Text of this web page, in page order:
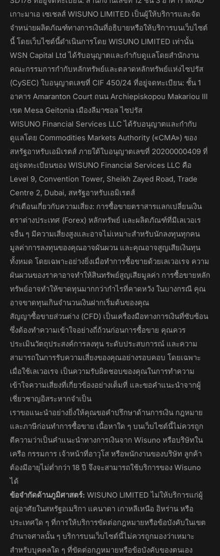
เกาะมาเอ เซเชลส์ WISUNO LIMITED เป็นผู้ให้บริการและจัด
จำหน่ายผลิตภัณฑ์ทางการเงินที่อธิบายหรือให้บริการบนเว็บไซต์
นี้ โดยเว็บไซต์นี้ดำเนินการโดย WISUNO LIMITED เท่านั้น
WSN Capital Ltd ได้รับอนุญาตและกำกับดูแลโดยสำนักงาน
คณะกรรมการกำกับหลักทรัพย์และตลาดหลักทรัพย์แห่งไซปรัส
(CySEC) ใบอนุญาตเลขที่ CIF 450/24 ที่อยู่จดทะเบียน: ชั้น 1
อาคาร Amaranton Court ถนน Archiepiskopou Makariou III
เขต Mesa Geitonia เมืองลีมาซอล ไซปรัส
WISUNO Financial Services LLC ได้รับอนุญาตและกำกับ
ดูแลโดย Commodities Markets Authority («CMA») ของ
สหรัฐอาหรับเอมิเรตส์ ภายใต้ใบอนุญาตเลขที่ 20200000409 ที่
อยู่จดทะเบียนของ WISUNO Financial Services LLC คือ
Level 9, Convention Tower, Sheikh Zayed Road, Trade
Centre 2, Dubai, สหรัฐอาหรับเอมิเรตส์
คำเตือนเกี่ยวกับความเสี่ยง: การซื้อขายตราสารแลกเปลี่ยนเงิน
ตราต่างประเทศ (Forex) หลักทรัพย์ และผลิตภัณฑ์ที่มีเลเวอเร
จอื่น ๆ มีความเสี่ยงสูงและอาจไม่เหมาะสำหรับนักลงทุนทุกคน
มูลค่าการลงทุนของคุณอาจผันผวน และคุณอาจสูญเสียเงินทุน
ทั้งหมด โดยเฉพาะอย่างยิ่งเมื่อทำการซื้อขายด้วยเลเวอเรจ ความ
ผันผวนของราคาอาจทำให้สินทรัพย์สูญเสียมูลค่า การซื้อขายหลัก
ทรัพย์อาจทำให้ขาดทุนมากกว่ากำไรที่คาดหวัง ในบางกรณี คุณ
อาจขาดทุนเกินจำนวนเงินฝากเริ่มต้นของคุณ
สัญญาซื้อขายส่วนต่าง (CFD) เป็นเครื่องมือทางการเงินที่ซับซ้อน
ซึ่งต้องทำความเข้าใจอย่างถี่ถ้วนก่อนการซื้อขาย คุณควร
ประเมินวัตถุประสงค์การลงทุน ระดับประสบการณ์ และความ
สามารถในการรับความเสี่ยงของคุณอย่างรอบคอบ โดยเฉพาะ
เมื่อใช้เลเวอเรจ เป็นความรับผิดชอบของคุณในการทำความ
เข้าใจความเสี่ยงที่เกี่ยวข้องอย่างเต็มที่ และขอคำแนะนำจากผู้
เชี่ยวชาญอิสระหากจำเป็น
เราขอแนะนำอย่างยิ่งให้คุณขอคำปรึกษาด้านการเงิน กฎหมาย
และภาษีก่อนทำการซื้อขาย เนื้อหาใด ๆ บนเว็บไซต์นี้ไม่ควรถูก
ตีความว่าเป็นคำแนะนำทางการเงินจาก Wisuno หรือบริษัทใน
เครือ กรรมการ เจ้าหน้าที่อาวุโส หรือพนักงานของบริษัท ลูกค้า
ต้องมีอายุไม่ต่ำกว่า 18 ปี จึงจะสามารถใช้บริการของ Wisuno
ได้
ข้อจำกัดด้านภูมิศาสตร์: WISUNO LIMITED ไม่ให้บริการแก่ผู้
อยู่อาศัยในสหรัฐอเมริกา แคนาดา เกาหลีเหนือ อิหร่าน หรือ
ประเทศใด ๆ ที่การให้บริการขัดต่อกฎหมายหรือข้อบังคับในเขต
อำนาจศาลนั้น ๆ บริการบนเว็บไซต์นี้ไม่ควรถูกมองว่าเหมาะ
สำหรับบุคคลใด ๆ ที่ขัดต่อกฎหมายหรือข้อบังคับของตนเอง